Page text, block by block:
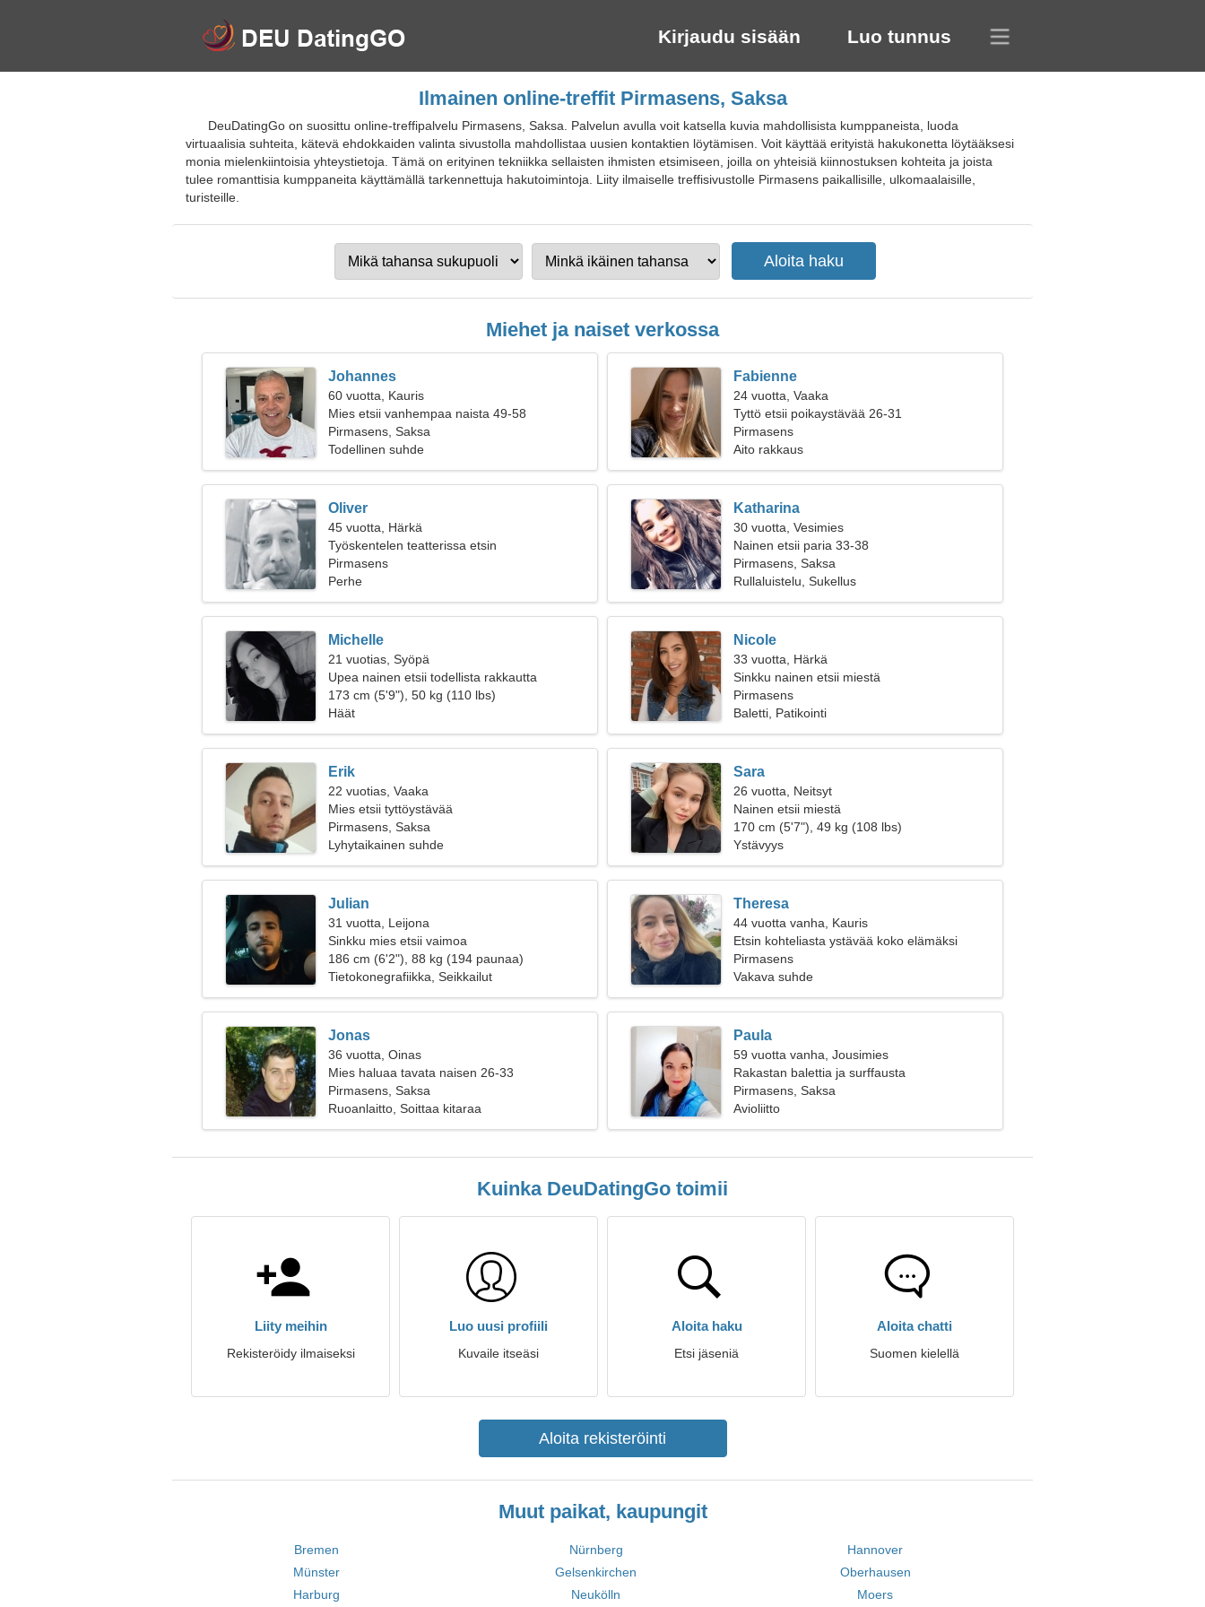
Kirjaudu sisään Luo tunnus
Ilmainen online-treffit Pirmasens, Saksa
DeuDatingGo on suosittu online-treffipalvelu Pirmasens, Saksa. Palvelun avulla voit katsella kuvia mahdollisista kumppaneista, luoda
virtuaalisia suhteita, kätevä ehdokkaiden valinta sivustolla mahdollistaa uusien kontaktien löytämisen. Voit käyttää erityistä hakukonetta löytääksesi
monia mielenkiintoisia yhteystietoja. Tämä on erityinen tekniikka sellaisten ihmisten etsimiseen, joilla on yhteisiä kiinnostuksen kohteita ja joista
tulee romanttisia kumppaneita käyttämällä tarkennettuja hakutoimintoja. Liity ilmaiselle treffisivustolle Pirmasens paikallisille, ulkomaalaisille,
turisteille.
Miehet ja naiset verkossa
Johannes
60 vuotta, Kauris
Mies etsii vanhempaa naista 49-58
Pirmasens, Saksa
Todellinen suhde
Fabienne
24 vuotta, Vaaka
Tyttö etsii poikaystävää 26-31
Pirmasens
Aito rakkaus
Oliver
45 vuotta, Härkä
Työskentelen teatterissa etsin
ammattitaitoista naista
Pirmasens
Perhe
Katharina
30 vuotta, Vesimies
Nainen etsii paria 33-38
Pirmasens, Saksa
Rullaluistelu, Sukellus
Michelle
21 vuotias, Syöpä
Upea nainen etsii todellista rakkautta
173 cm (5'9"), 50 kg (110 lbs)
Häät
Nicole
33 vuotta, Härkä
Sinkku nainen etsii miestä
Pirmasens
Baletti, Patikointi
Erik
22 vuotias, Vaaka
Mies etsii tyttöystävää
Pirmasens, Saksa
Lyhytaikainen suhde
Sara
26 vuotta, Neitsyt
Nainen etsii miestä
170 cm (5'7"), 49 kg (108 lbs)
Ystävyys
Julian
31 vuotta, Leijona
Sinkku mies etsii vaimoa
186 cm (6'2"), 88 kg (194 paunaa)
Tietokonegrafiikka, Seikkailut
Theresa
44 vuotta vanha, Kauris
Etsin kohteliasta ystävää koko elämäksi
Pirmasens
Vakava suhde
Jonas
36 vuotta, Oinas
Mies haluaa tavata naisen 26-33
Pirmasens, Saksa
Ruoanlaitto, Soittaa kitaraa
Paula
59 vuotta vanha, Jousimies
Rakastan balettia ja surffausta
Pirmasens, Saksa
Avioliitto
Kuinka DeuDatingGo toimii
Liity meihin
Rekisteröidy ilmaiseksi
Luo uusi profiili
Kuvaile itseäsi
Aloita haku
Etsi jäseniä
Aloita chatti
Suomen kielellä
Aloita rekisteröinti
Muut paikat, kaupungit
Bremen Nürnberg
Hannover
Münster
Gelsenkirchen
Oberhausen
Harburg
Neukölln Moers